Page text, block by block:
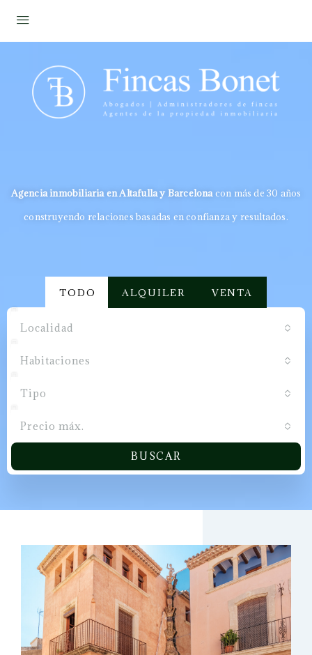
Agencia inmobiliaria en Altafulla y Barcelonacon más de 30 años
construyendo relaciones basadas en confianza y resultados.
TODO ALQUILER VENTA
Localidad
Habitaciones
Tipo
Precio máx.
BUSCAR